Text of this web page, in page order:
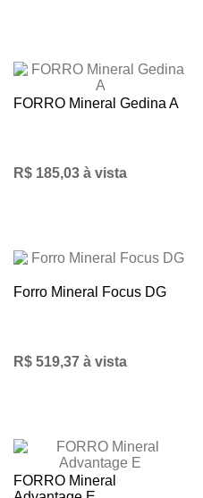
FORRO Mineral Gedina A
R$ 185,03 à vista
Forro Mineral Focus DG
R$ 519,37 à vista
FORRO Mineral